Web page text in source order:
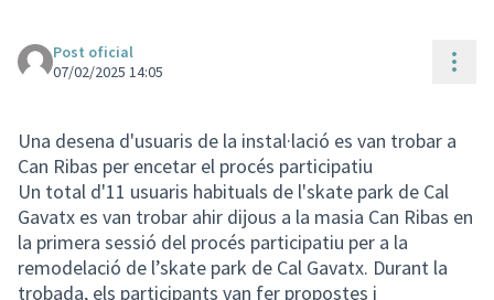
Post oficial
07/02/2025 14:05
Una desena d'usuaris de la instal·lació es van trobar a
Can Ribas per encetar el procés participatiu
Un total d'11 usuaris habituals de l'skate park de Cal
Gavatx es van trobar ahir dijous a la masia Can Ribas en
la primera sessió del procés participatiu per a la
remodelació de l’skate park de Cal Gavatx. Durant la
trobada, els participants van fer propostes i